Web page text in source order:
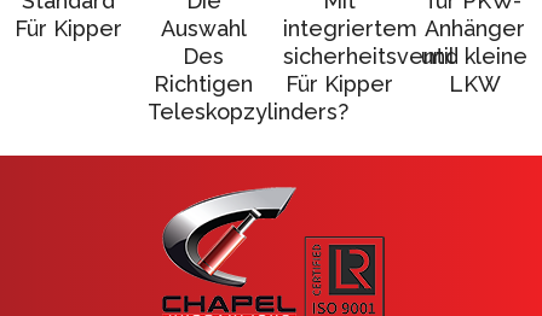
Für Kipper
Auswahl
Des
Richtigen
Teleskopzylinders?
integriertem
sicherheitsventil
Für Kipper
Anhänger
und kleine
LKW